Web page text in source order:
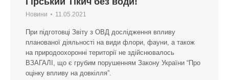
Новини 11.05.2021
При підготовці Звіту з ОВД дослідження впливу
планованої діяльності на види флори, фауни, а також
на природоохоронні території не здійснювалось
ВЗАГАЛІ, що є грубим порушенням Закону України “Про
оцінку впливу на довкілля”.